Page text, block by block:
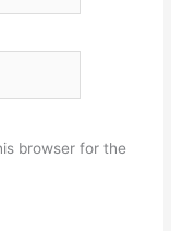
browser for the